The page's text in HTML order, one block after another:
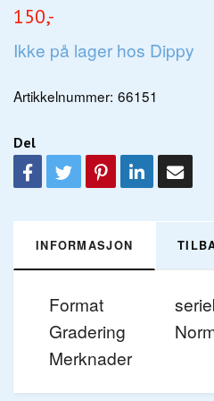
150,-
Ikke på lager hos Dippy
Artikkelnummer: 66151
Del
INFORMASJON
Format
Gradering
Merknader